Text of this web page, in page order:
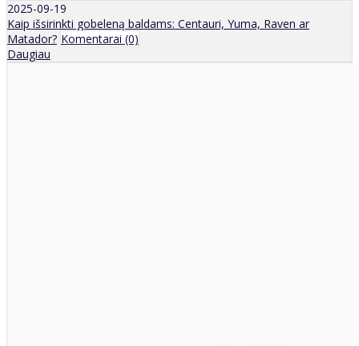
2025-09-19
Kaip išsirinkti gobeleną baldams: Centauri, Yuma, Raven ar
Matador? Komentarai (0)
Daugiau